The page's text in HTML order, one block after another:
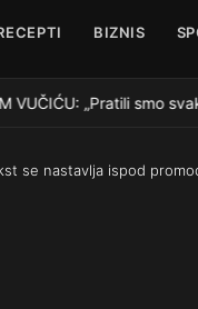
BIZNIS
VUČIĆU: „Pratili smo
se nastavlja ispod